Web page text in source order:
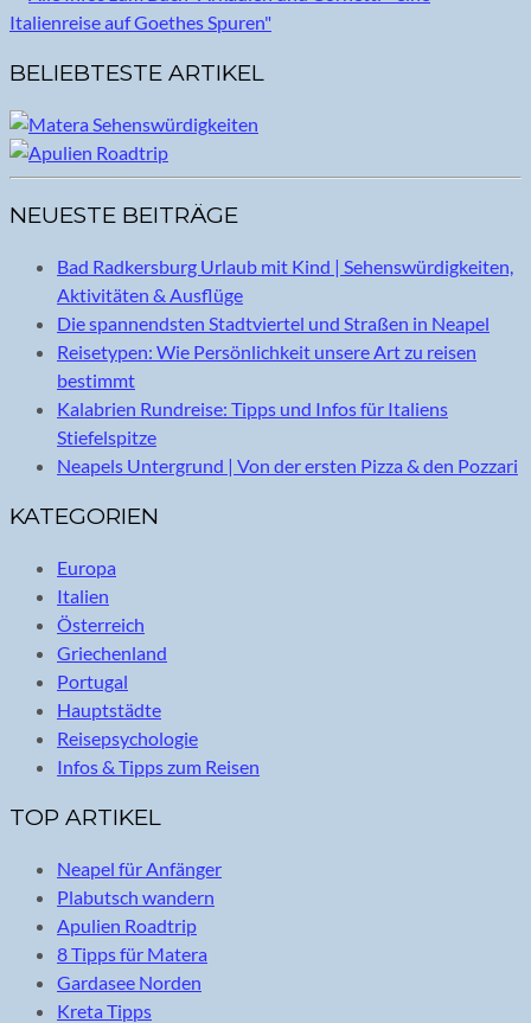
BELIEBTESTE ARTIKEL
NEUESTE BEITRÄGE
Bad Radkersburg Urlaub mit Kind | Sehenswürdigkeiten,
Aktivitäten & Ausflüge
Die spannendsten Stadtviertel und Straßen in Neapel
Reisetypen: Wie Persönlichkeit unsere Art zu reisen
bestimmt
Kalabrien Rundreise: Tipps und Infos für Italiens
Stiefelspitze
Neapels Untergrund | Von der ersten Pizza & den Pozzari
KATEGORIEN
Europa
Italien
Österreich
Griechenland
Portugal
Hauptstädte
Reisepsychologie
Infos & Tipps zum Reisen
TOP ARTIKEL
Neapel für Anfänger
Plabutsch wandern
Apulien Roadtrip
8 Tipps für Matera
Gardasee Norden
Kreta Tipps